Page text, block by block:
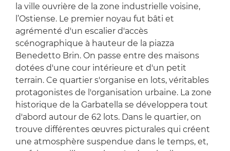
la ville ouvrière de la zone industrielle voisine,
l’Ostiense. Le premier noyau fut bâti et
agrémenté d'un escalier d'accès
scénographique à hauteur de la piazza
Benedetto Brin. On passe entre des maisons
dotées d'une cour intérieure et d'un petit
terrain. Ce quartier s'organise en lots, véritables
protagonistes de l'organisation urbaine. La zone
historique de la Garbatella se développera tout
d'abord autour de 62 lots. Dans le quartier, on
trouve différentes œuvres picturales qui créent
une atmosphère suspendue dans le temps, et,